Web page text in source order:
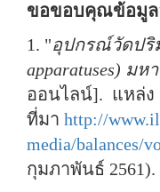
ขอขอบคุณข้อมูล
1. "อุปกรณ์วัดปริ
apparatuses) ม
ออนไลน์]. แหล่ง
ที่มา http://
media/balances/
กุมภาพันธ์ 2561).